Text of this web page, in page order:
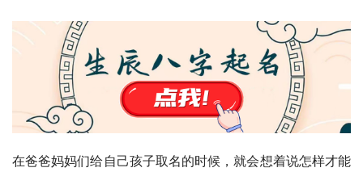
在爸爸妈妈们给自己孩子取名的时候，就会想着说怎样才能